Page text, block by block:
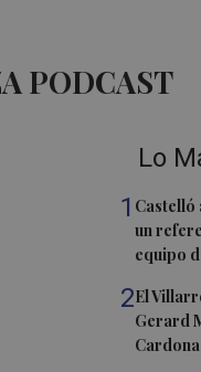
PODCAST
Lo
1 Castelló
un
equipo
2El
Gerard